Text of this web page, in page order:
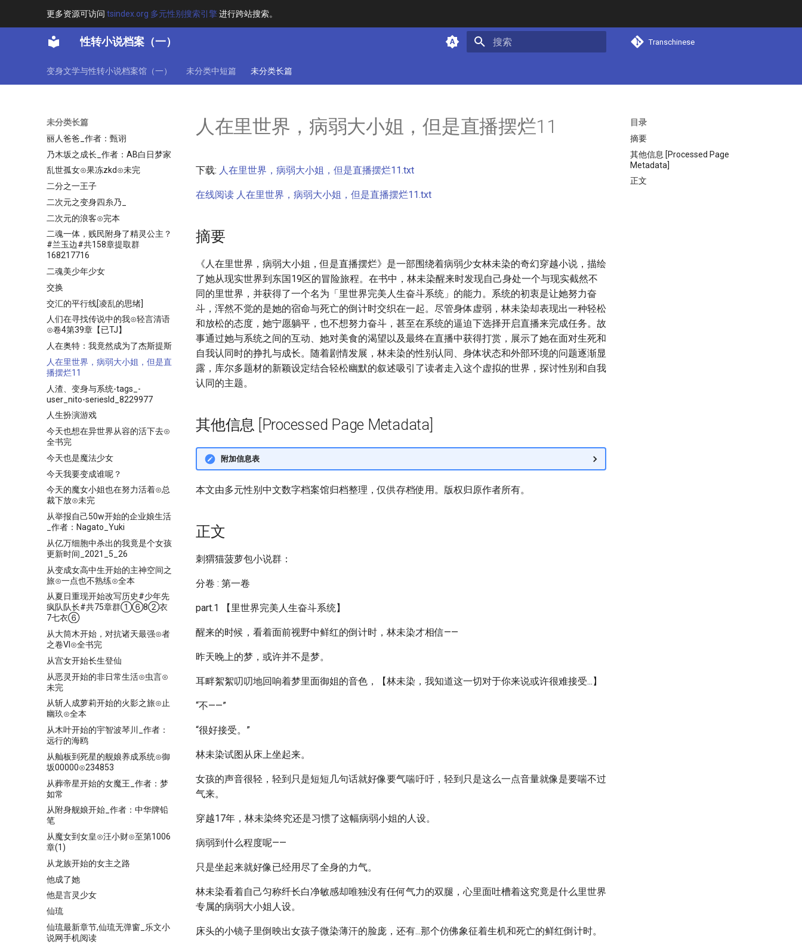
更多资源可访问 tsindex.org 多元性别搜索引擎进行跨站搜索。
性转小说档案（一） Transchinese
变身文学与性转小说档案馆（一） 未分类中短篇 未分类长篇
未分类长篇
为了拯救世界的我嫁给了情敌⊙新
为濒毁的世界献上希望全本
者：妖怪闲者_1
丽人爸爸
丽人爸爸_作者：甄诩
乃木坂之成长_作者：AB白日梦家
乱世孤女⊙果冻zkd⊙未完
二分之一王子
二次元之变身四糸乃_
二次元的浪客⊙完本
二魂一体，贱民附身了精灵公主？
#兰玉边#共158章提取群
168217716
二魂美少年少女
交换
交汇的平行线[凌乱的思绪]
人们在寻找传说中的我⊙轻言清语
⊙卷4第39章【已TJ】
人在奥特：我竟然成为了杰斯提斯
人在里世界，病弱大小姐，但是直
播摆烂11
人渣、变身与系统-tags_-
user_nito-seriesId_8229977
人生扮演游戏
今天也想在异世界从容的活下去⊙
全书完
今天也是魔法少女
今天我要变成谁呢？
今天的魔女小姐也在努力活着⊙总
裁下放⊙未完
从举报自己50w开始的企业娘生活
_作者：Nagato_Yuki
从亿万细胞中杀出的我竟是个女孩
更新时间_2021_5_26
从变成女高中生开始的主神空间之
旅⊙一点也不熟练⊙全本
从夏日重现开始改写历史#少年先
疯队队长#共75章群①⑥8②衣
7七衣⑥
从大筒木开始，对抗诸天最强⊙者
之卷VI⊙全书完
从宫女开始长生登仙
从恶灵开始的非日常生活⊙虫言⊙
未完
从斩人成萝莉开始的火影之旅⊙止
幽玖⊙全本
从木叶开始的宇智波琴川_作者：
远行的海鸥
从舢板到死星的舰娘养成系统⊙御
坂00000⊙234853
从葬帝星开始的女魔王_作者：梦
如常
从附身舰娘开始_作者：中华牌铅
笔
从魔女到女皇⊙汪小财⊙至第1006
章(1)
从龙族开始的女主之路
他成了她
他是言灵少女
仙琉
仙琉最新章节,仙琉无弹窗_乐文小
说网手机阅读
目录
摘要
其他信息 [Processed Page
Metadata]
正文
人在里世界，病弱大小姐，但是直播摆烂11
下载: 人在里世界，病弱大小姐，但是直播摆烂11.txt
在线阅读 人在里世界，病弱大小姐，但是直播摆烂11.txt
摘要
《人在里世界，病弱大小姐，但是直播摆烂》是一部围绕着病弱少女林未染的奇幻穿越小说，描绘
了她从现实世界到东国19区的冒险旅程。在书中，林未染醒来时发现自己身处一个与现实截然不
同的里世界，并获得了一个名为「里世界完美人生奋斗系统」的能力。系统的初衷是让她努力奋
斗，浑然不觉的是她的宿命与死亡的倒计时交织在一起。尽管身体虚弱，林未染却表现出一种轻松
和放松的态度，她宁愿躺平，也不想努力奋斗，甚至在系统的逼迫下选择开启直播来完成任务。故
事通过她与系统之间的互动、她对美食的渴望以及最终在直播中获得打赏，展示了她在面对生死和
自我认同时的挣扎与成长。随着剧情发展，林未染的性别认同、身体状态和外部环境的问题逐渐显
露，库尔多题材的新颖设定结合轻松幽默的叙述吸引了读者走入这个虚拟的世界，探讨性别和自我
认同的主题。
其他信息 [Processed Page Metadata]
附加信息表
本文由多元性别中文数字档案馆归档整理，仅供存档使用。版权归原作者所有。
正文
刺猬猫菠萝包小说群：
分卷 : 第一卷
part.1 【里世界完美人生奋斗系统】
醒来的时候，看着面前视野中鲜红的倒计时，林未染才相信——
昨天晚上的梦，或许并不是梦。
耳畔絮絮叨叨地回响着梦里面御姐的音色，【林未染，我知道这一切对于你来说或许很难接受...】
“不——”
“很好接受。”
林未染试图从床上坐起来。
女孩的声音很轻，轻到只是短短几句话就好像要气喘吁吁，轻到只是这么一点音量就像是要喘不过
气来。
穿越17年，林未染终究还是习惯了这幅病弱小姐的人设。
病弱到什么程度呢——
只是坐起来就好像已经用尽了全身的力气。
林未染看着自己匀称纤长白净敏感却唯独没有任何气力的双腿，心里面吐槽着这究竟是什么里世界
专属的病弱大小姐人设。
床头的小镜子里倒映出女孩子微染薄汗的脸庞，还有...那个仿佛象征着生机和死亡的鲜红倒计时。